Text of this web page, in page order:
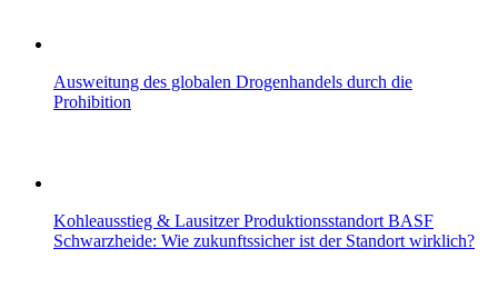
Ausweitung des globalen Drogenhandels durch die
Prohibition
Kohleausstieg & Lausitzer Produktionsstandort BASF
Schwarzheide: Wie zukunftssicher ist der Standort wirklich?